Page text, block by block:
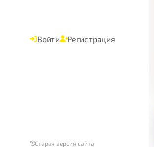
Войти Регистрация
Старая версия сайта